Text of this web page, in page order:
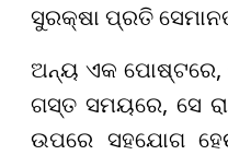
ସୁରକ୍ଷା ପ୍ରତି
ଅନ୍ୟ ଏକ ପୋଷ୍ଟରେ,
ଗସ୍ତ ସମୟରେ, ସେ
ଉପରେ ସହଯୋଗ